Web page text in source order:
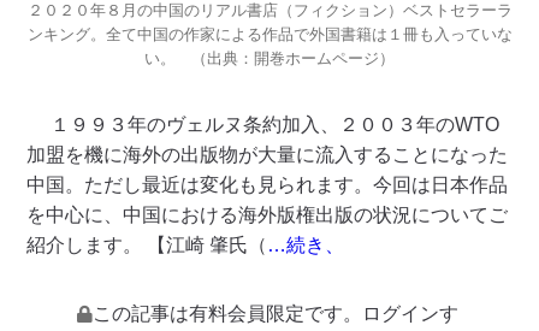
２０２０年８月の中国のリアル書店（フィクション）ベストセラーラ
ンキング。全て中国の作家による作品で外国書籍は１冊も入っていな
い。 （出典：開巻ホームページ）
１９９３年のヴェルヌ条約加入、２００３年のWTO
加盟を機に海外の出版物が大量に流入することになった
中国。ただし最近は変化も見られます。今回は日本作品
を中心に、中国における海外版権出版の状況についてご
紹介します。 【江崎 肇氏（ …続き、
この記事は有料会員限定です。ログインす